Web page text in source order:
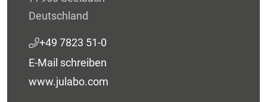
Deutschland
+49 7823 51-0
E-Mail schreiben
www.julabo.com